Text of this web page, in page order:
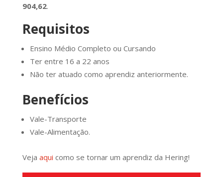
904,62.
Requisitos
Ensino Médio Completo ou Cursando
Ter entre 16 a 22 anos
Não ter atuado como aprendiz anteriormente.
Benefícios
Vale-Transporte
Vale-Alimentação.
Veja aqui como se tornar um aprendiz da Hering!